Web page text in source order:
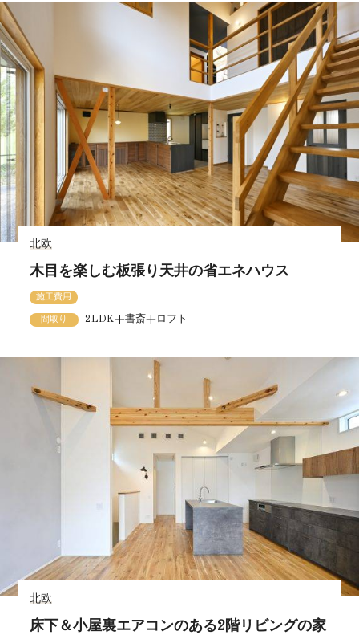
北欧
木目を楽しむ板張り天井の省エネハウス
施工費用
間取り 2LDK+書斎+ロフト
北欧
床下＆小屋裏エアコンのある2階リビングの家